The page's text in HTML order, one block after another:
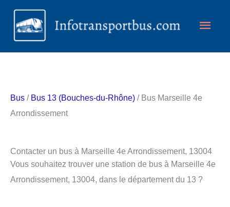
Aller
contenu
Bus / Bus 13 (Bouches-du-Rhône) / Bus Marseille 4e
Arrondissement
Contacter un bus à Marseille 4e Arrondissement, 13004
Vous souhaitez trouver une station de bus à Marseille 4e
Arrondissement, 13004, dans le département du 13 ?